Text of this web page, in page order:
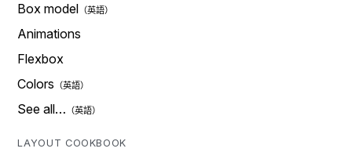
Box model
Animations
Flexbox
Colors
See all…
LAYOUT COOKBOOK